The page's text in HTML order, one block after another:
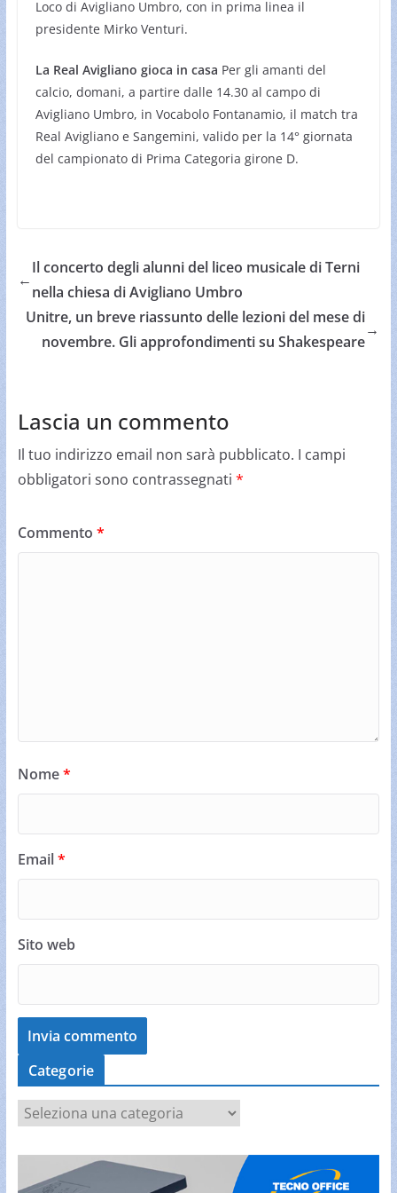
Loco di Avigliano Umbro, con in prima linea il
presidente Mirko Venturi.
La Real Avigliano gioca in casa Per gli amanti del
calcio, domani, a partire dalle 14.30 al campo di
Avigliano Umbro, in Vocabolo Fontanamio, il match tra
Real Avigliano e Sangemini, valido per la 14° giornata
del campionato di Prima Categoria girone D.
←
Il concerto degli alunni del liceo musicale di Terni
nella chiesa di Avigliano Umbro
Unitre, un breve riassunto delle lezioni del mese di
novembre. Gli approfondimenti su Shakespeare
→
Lascia un commento
Il tuo indirizzo email non sarà pubblicato. I campi
obbligatori sono contrassegnati *
Commento *
Nome*
Email*
Sito web
Categorie
t